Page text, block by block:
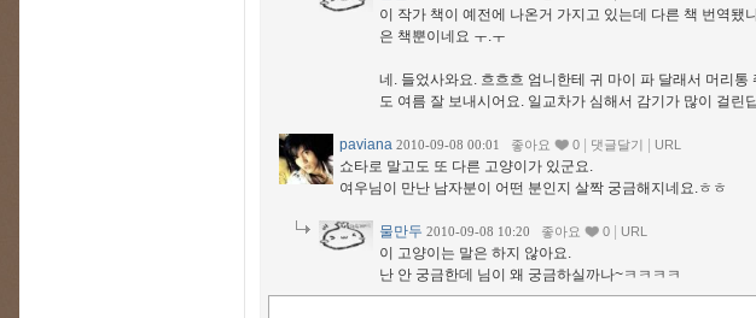
이 작가 책이 예전에 나온거 가지고 있는데 다른 책 번역됐
은 책뿐이네요 ㅜ.ㅜ
네. 들었사와요. 흐흐흐 엄니한테 귀 마이 파 달래서 머리통
도 여름 잘 보내시어요. 일교차가 심해서 감기가 많이 걸린
paviana 2010-09-08 00:01 좋아요 0 댓글달기 URL
쇼타로 말고도 또 다른 고양이가 있군요.
여우님이 만난 남자분이 어떤 분인지 살짝 궁금해지네요.ㅎㅎ
물만두 2010-09-08 10:20 좋아요 0 URL
이 고양이는 말은 하지 않아요.
난 안 궁금한데 님이 왜 궁금하실까나~ㅋㅋㅋㅋ